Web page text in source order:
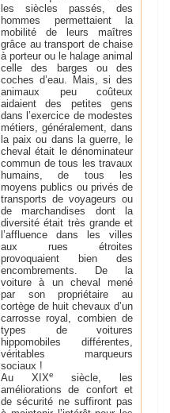
les siècles passés, des
hommes permettaient la
mobilité de leurs maîtres
grâce au transport de chaise
à porteur ou le halage animal
celle des barges ou des
coches d’eau. Mais, si des
animaux peu coûteux
aidaient des petites gens
dans l’exercice de modestes
métiers, généralement, dans
la paix ou dans la guerre, le
cheval était le dénominateur
commun de tous les travaux
humains, de tous les
moyens publics ou privés de
transports de voyageurs ou
de marchandises dont la
diversité était très grande et
l’affluence dans les villes
aux rues étroites
provoquaient bien des
encombrements. De la
voiture à un cheval mené
par son propriétaire au
cortège de huit chevaux d’un
carrosse royal, combien de
types de voitures
hippomobiles différentes,
véritables marqueurs
sociaux !
Au XIXe
siècle, les
améliorations de confort et
de sécurité ne suffiront pas